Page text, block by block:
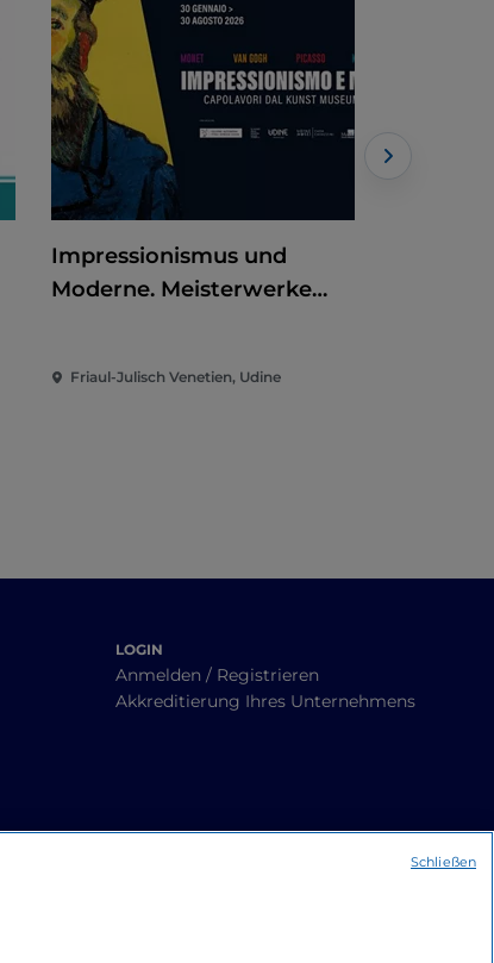
Impressionismus und
Moderne. Meisterwerke
Friaul-Julisch Venetien, Udine
LOGIN
Anmelden / Registrieren
Akkreditierung Ihres Unternehmens
Schließen